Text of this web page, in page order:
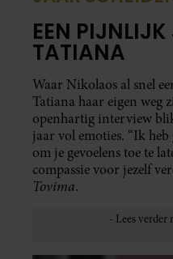
EEN
TATIANA
Waar Nikolaos al snel
Tatiana haar eigen weg
openhartig interview
jaar vol emoties. “Ik
om je gevoelens toe te
compassie voor jezelf
Tovima.